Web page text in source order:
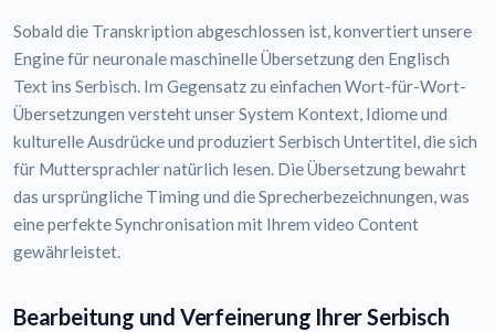
Sobald die Transkription abgeschlossen ist, konvertiert unsere
Engine für neuronale maschinelle Übersetzung den Englisch
Text ins Serbisch. Im Gegensatz zu einfachen Wort-für-Wort-
Übersetzungen versteht unser System Kontext, Idiome und
kulturelle Ausdrücke und produziert Serbisch Untertitel, die sich
für Muttersprachler natürlich lesen. Die Übersetzung bewahrt
das ursprüngliche Timing und die Sprecherbezeichnungen, was
eine perfekte Synchronisation mit Ihrem video Content
gewährleistet.
Bearbeitung und Verfeinerung Ihrer Serbisch